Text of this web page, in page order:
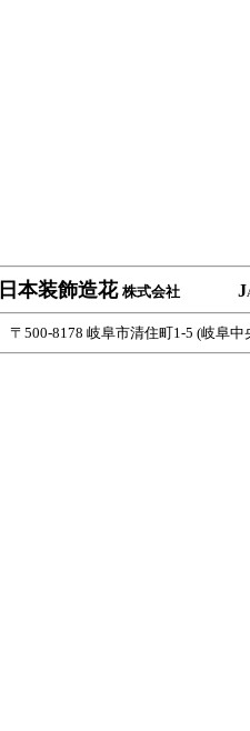
日本装飾造花 株式会社 J
〒500-8178 岐阜市清住町1-5 (岐阜